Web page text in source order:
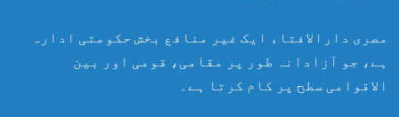
مصری دارالافتاء ایک غیر منافع بخش حکومتی ادارہ
ہے، جو آزادانہ طور پر مقامی، قومی اور بین
الاقوامی سطح پر کام کرتا ہے۔